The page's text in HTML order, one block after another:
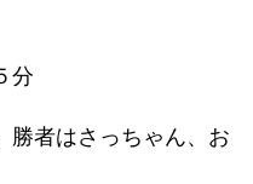
分
勝者はさっちゃん、お